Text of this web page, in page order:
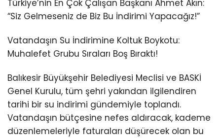
Türkiye’nin En Çok Çalışan Başkanı Ahmet Akın:
“Siz Gelmeseniz de Biz Bu İndirimi Yapacağız!”
Vatandaşın Su İndirimine Koltuk Boykotu:
Muhalefet Grubu Sıraları Boş Bıraktı!
Balıkesir Büyükşehir Belediyesi Meclisi ve BASKİ
Genel Kurulu, tüm şehri yakından ilgilendiren
tarihi bir su indirimi gündemiyle toplandı.
Vatandaşın bütçesine nefes aldıracak, kademe
düzenlemeleriyle faturaları düşürecek olan bu